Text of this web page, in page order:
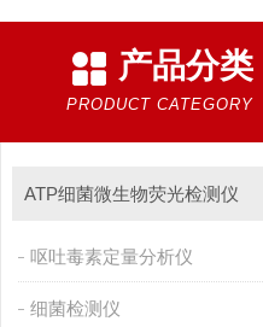
产品分类
PRODUCT CATEGORY
ATP细菌微生物荧光检测仪
呕吐毒素定量分析仪
细菌检测仪